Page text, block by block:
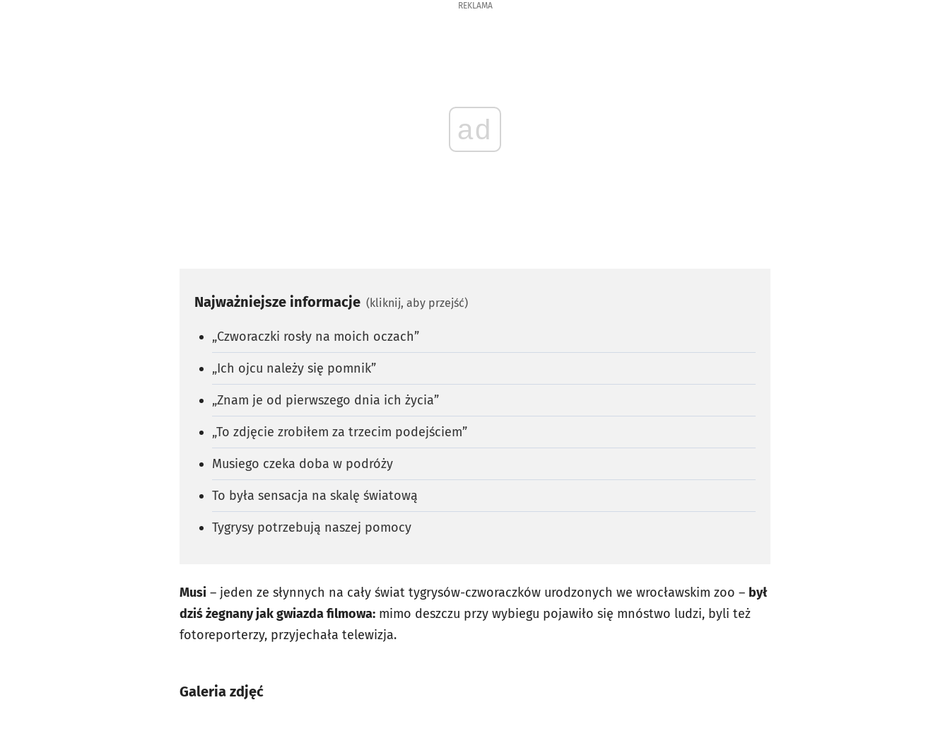
REKLAMA
ad
Najważniejsze informacje (kliknij, aby przejść)
„Czworaczki rosły na moich oczach”
„Ich ojcu należy się pomnik”
„Znam je od pierwszego dnia ich życia”
„To zdjęcie zrobiłem za trzecim podejściem”
Musiego czeka doba w podróży
To była sensacja na skalę światową
Tygrysy potrzebują naszej pomocy
Musi – jeden ze słynnych na cały świat tygrysów-czworaczków urodzonych we wrocławskim zoo – był
dziś żegnany jak gwiazda filmowa: mimo deszczu przy wybiegu pojawiło się mnóstwo ludzi, byli też
fotoreporterzy, przyjechała telewizja.
Galeria zdjęć